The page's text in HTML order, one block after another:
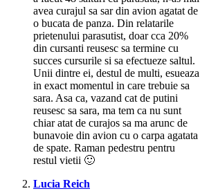
avea curajul sa sar din avion agatat de
o bucata de panza. Din relatarile
prietenului parasutist, doar cca 20%
din cursanti reusesc sa termine cu
succes cursurile si sa efectueze saltul.
Unii dintre ei, destul de multi, esueaza
in exact momentul in care trebuie sa
sara. Asa ca, vazand cat de putini
reusesc sa sara, ma tem ca nu sunt
chiar atat de curajos sa ma arunc de
bunavoie din avion cu o carpa agatata
de spate. Raman pedestru pentru
restul vietii 🙂
Lucia Reich